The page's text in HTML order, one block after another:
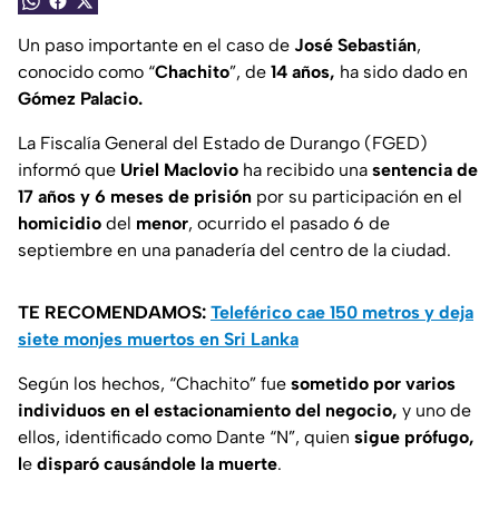
Un paso importante en el caso de José Sebastián,
conocido como “Chachito”, de 14 años, ha sido dado en
Gómez Palacio.
La Fiscalía General del Estado de Durango (FGED)
informó que Uriel Maclovio ha recibido una sentencia de
17 años y 6 meses de prisión por su participación en el
homicidio del menor, ocurrido el pasado 6 de
septiembre en una panadería del centro de la ciudad.
TE RECOMENDAMOS: Teleférico cae 150 metros y deja
siete monjes muertos en Sri Lanka
Según los hechos, “Chachito” fue sometido por varios
individuos en el estacionamiento del negocio, y uno de
ellos, identificado como Dante “N”, quien sigue prófugo,
le disparó causándole la muerte.